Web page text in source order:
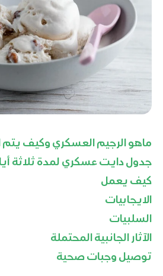
ماهو الرجيم العسكري وكيف يتم
جدول دايت عسكري لمدة ثلاثة
كيف يعمل
الايجابيات
السلبيات
الآثار الجانبية المحتملة
توصيل وجبات صحية